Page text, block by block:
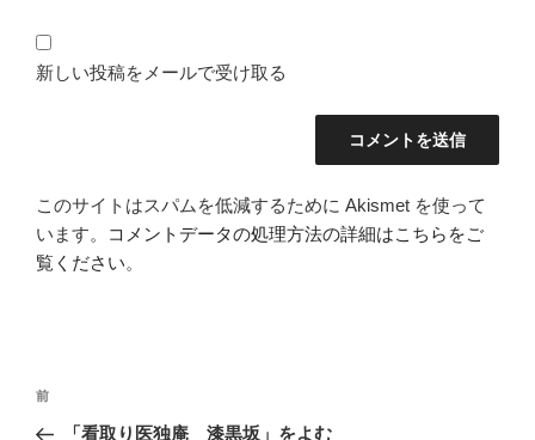
新しい投稿をメールで受け取る
このサイトはスパムを低減するために Akismet を使って
います。
コメントデータの処理方法の詳細はこちらをご
覧ください。
投
前
の
前
「看取り医独庵 漆黒坂」をよむ